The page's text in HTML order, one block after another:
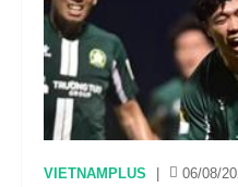
VIETNAMPLUS 06/08/